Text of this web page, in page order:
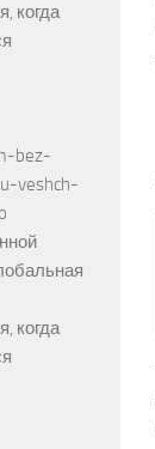
когда
bez-
veshch-
когда